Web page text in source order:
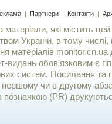
| Партнери | Контакти |
матеріали, які містить
України, в тому числі,
матерiалiв
видань обов'язковим є
систем. Посилання та
чи в другому
позначкою (PR)